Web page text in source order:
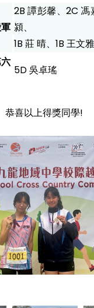
2B 譚彭馨、2C
潁、
1B 莊 晴、1B 王文
5D 吳卓瑤
恭喜以上得獎同學!